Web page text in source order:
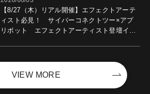
【8/27（木）リアル開催】エフェクトアーテ
ィスト必見！ サイバーコネクトツー×アプ
リボット エフェクトアーティスト登壇イベ
VIEW MORE